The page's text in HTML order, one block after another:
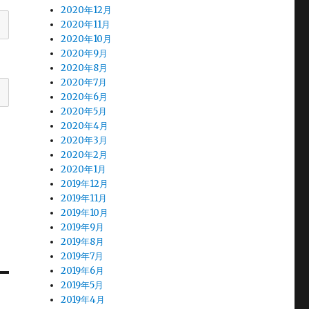
2020年12月
2020年11月
2020年10月
2020年9月
2020年8月
2020年7月
2020年6月
2020年5月
2020年4月
2020年3月
2020年2月
2020年1月
2019年12月
2019年11月
2019年10月
2019年9月
2019年8月
2019年7月
2019年6月
2019年5月
2019年4月